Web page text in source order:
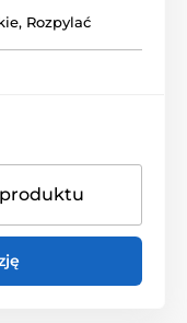
, Rozpylać
produktu